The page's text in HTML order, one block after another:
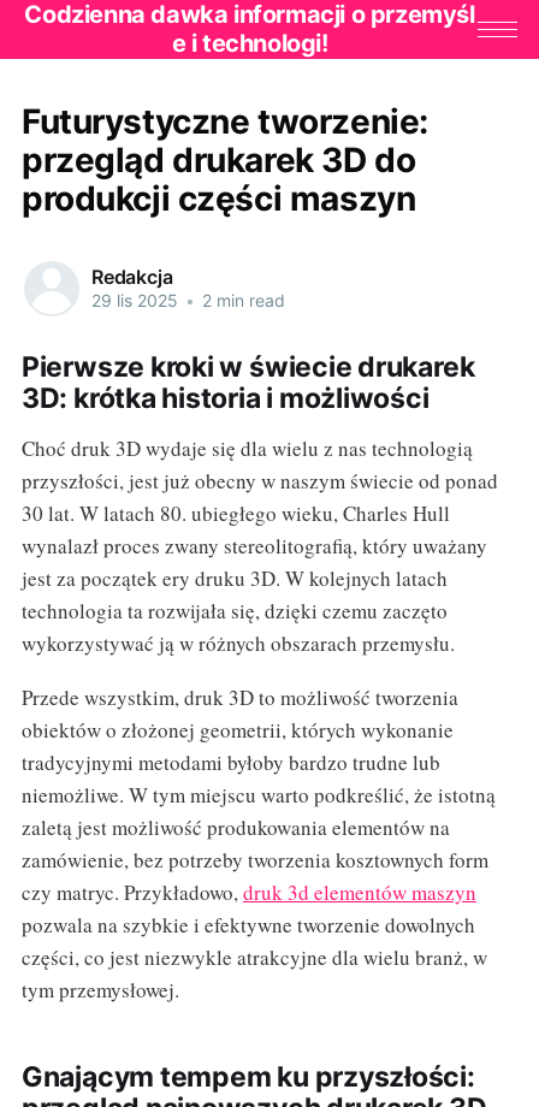
Codzienna dawka informacji o przemyśl
e i technologi!
Futurystyczne tworzenie:
przegląd drukarek 3D do
produkcji części maszyn
Redakcja
29 lis 2025 • 2 min read
Pierwsze kroki w świecie drukarek
3D: krótka historia i możliwości
Choć druk 3D wydaje się dla wielu z nas technologią
przyszłości, jest już obecny w naszym świecie od ponad
30 lat. W latach 80. ubiegłego wieku, Charles Hull
wynalazł proces zwany stereolitografią, który uważany
jest za początek ery druku 3D. W kolejnych latach
technologia ta rozwijała się, dzięki czemu zaczęto
wykorzystywać ją w różnych obszarach przemysłu.
Przede wszystkim, druk 3D to możliwość tworzenia
obiektów o złożonej geometrii, których wykonanie
tradycyjnymi metodami byłoby bardzo trudne lub
niemożliwe. W tym miejscu warto podkreślić, że istotną
zaletą jest możliwość produkowania elementów na
zamówienie, bez potrzeby tworzenia kosztownych form
czy matryc. Przykładowo, druk 3d elementów maszyn
pozwala na szybkie i efektywne tworzenie dowolnych
części, co jest niezwykle atrakcyjne dla wielu branż, w
tym przemysłowej.
Gnającym tempem ku przyszłości: